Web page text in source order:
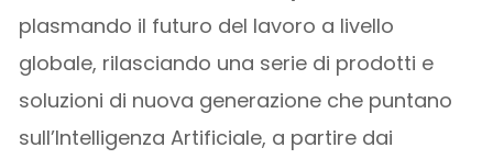
plasmando il futuro del lavoro a livello
globale, rilasciando una serie di prodotti e
soluzioni di nuova generazione che puntano
sull’Intelligenza Artificiale, a partire dai